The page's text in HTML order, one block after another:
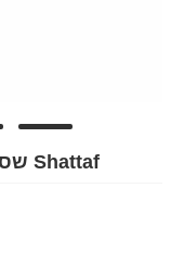
שסתום זווית שחורה מאט עם מחזיק Shattaf